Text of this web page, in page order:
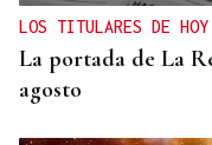
LOS TITULARES DE HOY
La portada de La
agosto